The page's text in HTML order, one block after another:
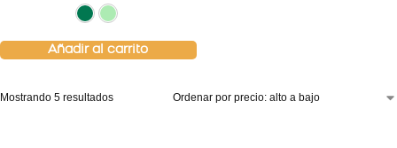
Añadir al carrito
Mostrando 5 resultados